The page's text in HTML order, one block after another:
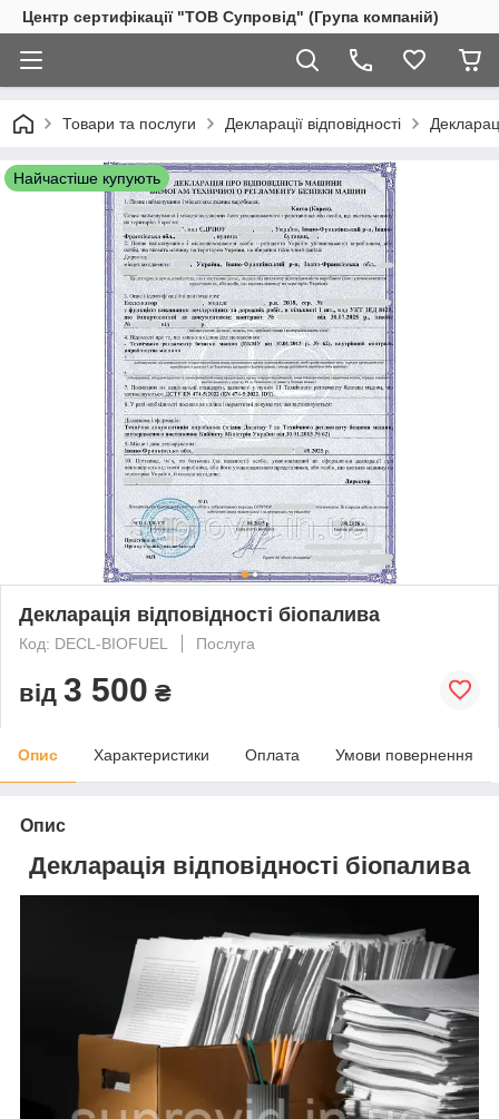
Центр сертифікації "ТОВ Супровід" (Група компаній)
Товари та послуги Декларації відповідності
Найчастіше купують
Декларація відповідності біопалива
Код: DECL-BIOFUEL Послуга
від 3 500 ₴
Опис Характеристики Оплата Умови повернення
Опис
Декларація відповідності біопалива